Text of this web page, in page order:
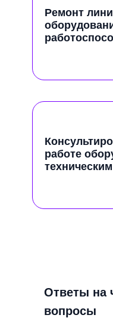
работе
Ремонт
Ответы на
вопросы